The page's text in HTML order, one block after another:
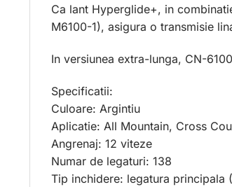
Ca lant Hyperglide+, in
M6100-1), asigura o transmisie
In versiunea extra-lunga, CN-
Specificatii:
Culoare: Argintiu
Aplicatie: All Mountain, Cross
Angrenaj: 12 viteze
Numar de legaturi: 138
Tip inchidere: legatura principala